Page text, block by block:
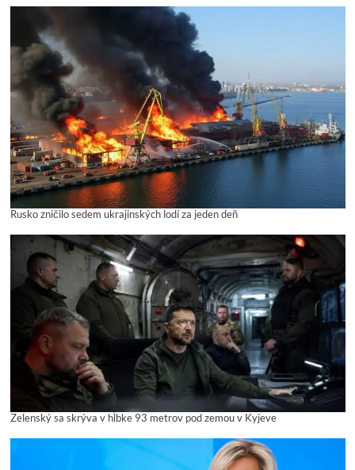
Rusko zničilo sedem ukrajinských lodí za jeden deň
Zelenský sa skrýva v hĺbke 93 metrov pod zemou v Kyjeve